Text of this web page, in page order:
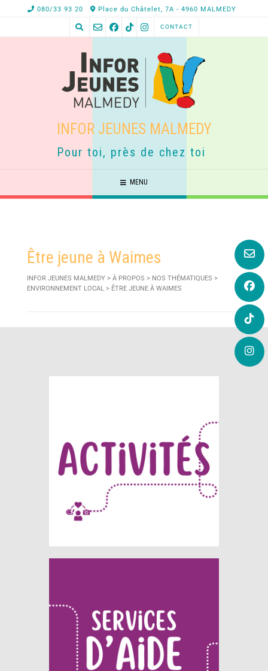
080/33 93 20 Place du Châtelet, 7A - 4960 MALMEDY
CONTACT
INFOR JEUNES MALMEDY
Pour toi, près de chez toi
MENU
Être jeune à Waimes
INFOR JEUNES MALMEDY> À PROPOS > NOS THÉMATIQUES >
ENVIRONNEMENT LOCAL> ÊTRE JEUNE À WAIMES